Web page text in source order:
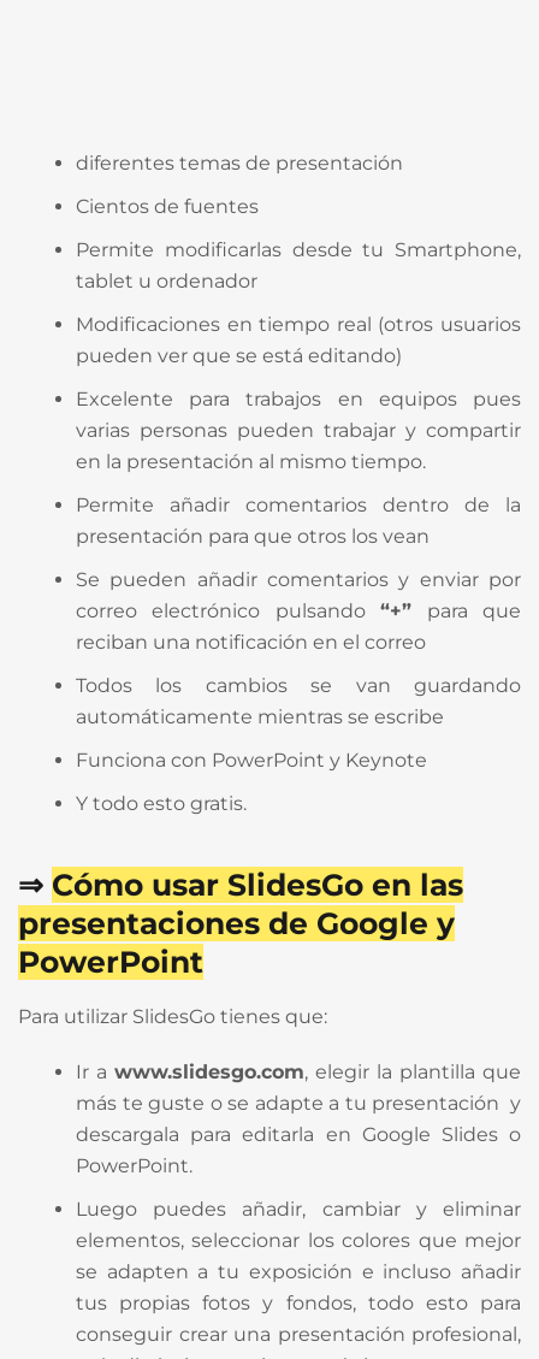
diferentes temas de presentación
Cientos de fuentes
Permite modificarlas desde tu Smartphone,
tablet u ordenador
Modificaciones en tiempo real (otros usuarios
pueden ver que se está editando)
Excelente para trabajos en equipos pues
varias personas pueden trabajar y compartir
en la presentación al mismo tiempo.
Permite añadir comentarios dentro de la
presentación para que otros los vean
Se pueden añadir comentarios y enviar por
correo electrónico pulsando“+” para que
reciban una notificación en el correo
Todos los cambios se van guardando
automáticamente mientras se escribe
Funciona con PowerPoint y Keynote
Y todo esto gratis.
⇒ Cómo usar SlidesGo en las
presentaciones de Google y
PowerPoint
Para utilizar SlidesGo tienes que:
Ir a www.slidesgo.com, elegir la plantilla que
más te guste o se adapte a tu presentación y
descargala para editarla en Google Slides o
PowerPoint.
Luego puedes añadir, cambiar y eliminar
elementos, seleccionar los colores que mejor
se adapten a tu exposición e incluso añadir
tus propias fotos y fondos, todo esto para
conseguir crear una presentación profesional,